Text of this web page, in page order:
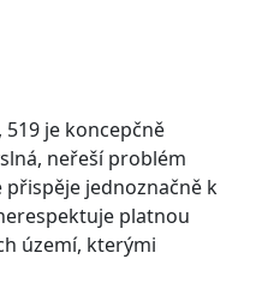
je koncepčně
neřeší problém
přispěje jednoznačně k
platnou
území, kterými